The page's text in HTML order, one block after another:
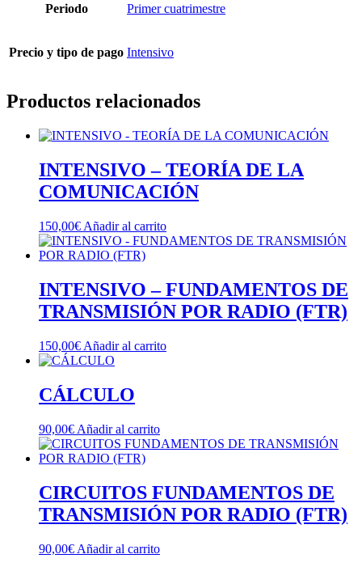
Periodo Primer cuatrimestre
Precio y tipo de pago Intensivo
Productos relacionados
INTENSIVO – TEORÍA DE LA
COMUNICACIÓN
150,00€ Añadir al carrito
INTENSIVO – FUNDAMENTOS DE
TRANSMISIÓN POR RADIO (FTR)
150,00€ Añadir al carrito
CÁLCULO
90,00€ Añadir al carrito
CIRCUITOS FUNDAMENTOS DE
TRANSMISIÓN POR RADIO (FTR)
90,00€ Añadir al carrito